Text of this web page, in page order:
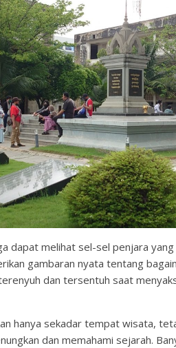
dapat melihat sel-sel penjara
gambaran nyata tentang
dan tersentuh saat
hanya sekadar tempat wisata,
dan memahami sejarah.